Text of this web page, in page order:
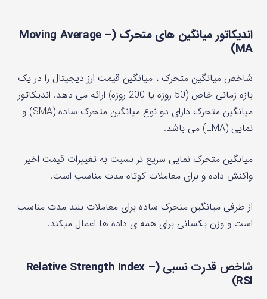
اندیکاتور میانگین های متحرک (Moving Average –
MA)
شاخص میانگین متحرک ، میانگین قیمت ارز دیجیتال را در یک
بازه زمانی خاص (50 روزه یا 200 روزه) ارائه می دهد. اندیکاتور
میانگین متحرک دارای دو نوع میانگین متحرک ساده (SMA) و
نمایی (EMA) می باشد.
میانگین متحرک نمایی سریع تر نسبت به تغییرات قیمت اخیر
واکنش داده و برای معاملات کوتاه مدت مناسب است.
از طرفی میانگین متحرک ساده برای معاملات بلند مدت مناسب
است و وزن یکسانی برای همه ی داده ها اعمال میکند.
شاخص قدرت نسبی (Relative Strength Index –
RSI)